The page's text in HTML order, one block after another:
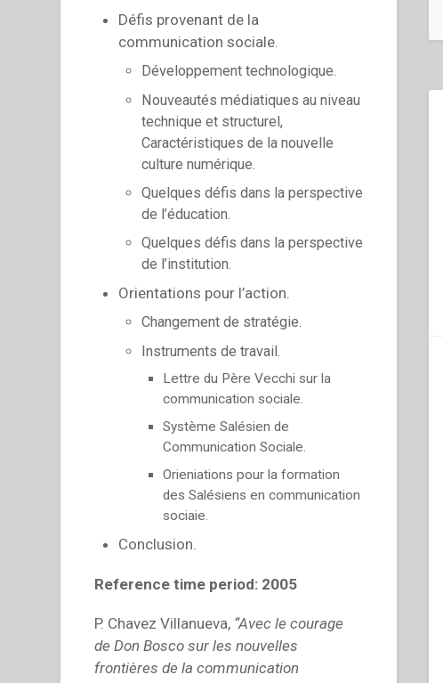
Défis provenant de la
communication sociale.
Développement technologique.
Nouveautés médiatiques au niveau
technique et structurel,
Caractéristiques de la nouvelle
culture numérique.
Quelques défis dans la perspective
de l’éducation.
Quelques défis dans la perspective
de l’institution.
Orientations pour l’action.
Changement de stratégie.
Instruments de travail.
Lettre du Père Vecchi sur la
communication sociale.
Système Salésien de
Communication Sociale.
Orieniations pour la formation
des Salésiens en communication
sociaie.
Conclusion.
Reference time period: 2005
P. Chavez Villanueva, “Avec le courage
de Don Bosco sur les nouvelles
frontières de la communication